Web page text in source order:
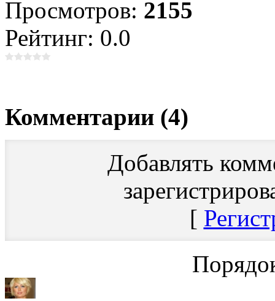
Просмотров: 2155
Рейтинг: 0.0
Комментарии (4)
Добавлять
[